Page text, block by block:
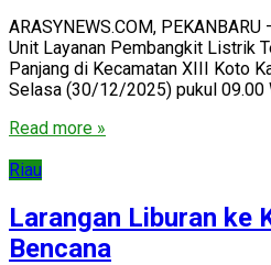
ARASYNEWS.COM,
Unit Layanan Pembangkit Listrik
Panjang di Kecamatan XIII Koto
Selasa (30/12/2025) pukul 09.00
Read more »
Riau
Larangan Liburan ke
Bencana